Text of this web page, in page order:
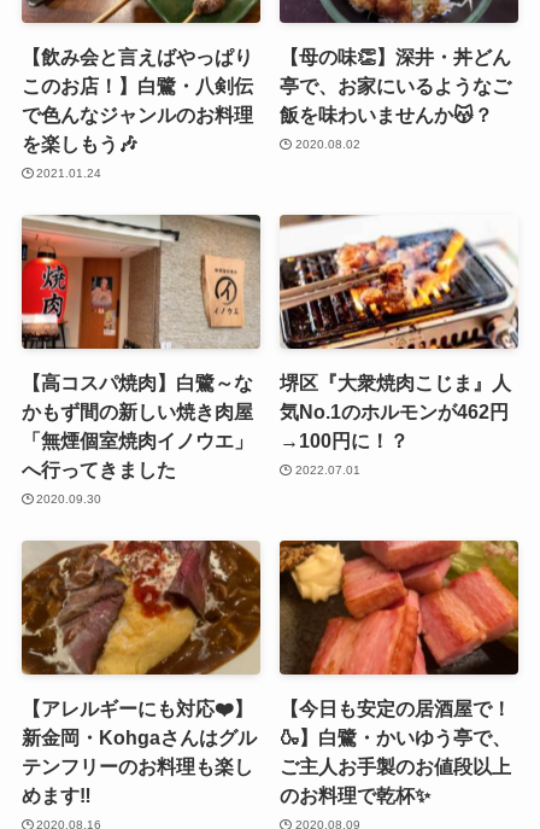
【飲み会と言えばやっぱり
このお店！】白鷺・八剣伝
で色んなジャンルのお料理
を楽しもう🎶
2021.01.24
【母の味👏】深井・丼どん
亭で、お家にいるようなご
飯を味わいませんか😽？
2020.08.02
【高コスパ焼肉】白鷺～な
かもず間の新しい焼き肉屋
「無煙個室焼肉イノウエ」
へ行ってきました
2020.09.30
堺区『大衆焼肉こじま』人
気No.1のホルモンが462円
→100円に！？
2022.07.01
【アレルギーにも対応❤️】
新金岡・Kohgaさんはグル
テンフリーのお料理も楽し
めます‼️
2020.08.16
【今日も安定の居酒屋で！
🍶】白鷺・かいゆう亭で、
ご主人お手製のお値段以上
のお料理で乾杯✨
2020.08.09